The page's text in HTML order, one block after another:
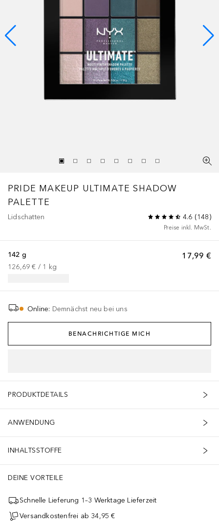
PRIDE MAKEUP ULTIMATE SHADOW
PALETTE
Lidschatten 4.6 (148)
Preise inkl. MwSt.
17,99 €
142 g
126,69 € / 1 kg
Online: Demnächst neu bei uns
BENACHRICHTIGE MICH
PRODUKTDETAILS
ANWENDUNG
INHALTSSTOFFE
DEINE VORTEILE
Schnelle Lieferung 1–3 Werktage Lieferzeit
Versandkostenfrei ab 34,95 €